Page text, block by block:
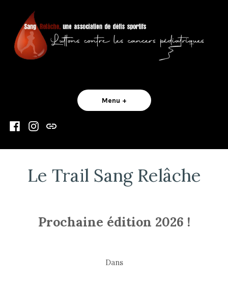
content
Menu + expanded
collapsed
FacebookInstagram
Contact
Le Trail Sang Relâche
Prochaine édition 2026 !
Dans